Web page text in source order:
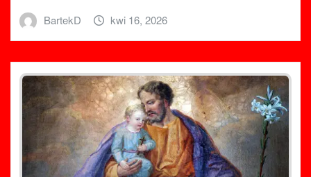
BartekD kwi 16, 2026